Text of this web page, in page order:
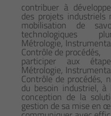
contribuer à
des projets
mobilisation de
technologiques
Métrologie,
Contrôle de procédés,
participer aux
Métrologie,
Contrôle de procédés,
du besoin industriel,
conception de la
gestion de sa mise en